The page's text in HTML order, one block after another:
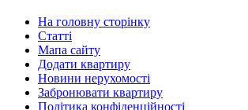
На головну сторінку
Статті
Мапа сайту
Додати квартиру
Новини нерухомості
Забронювати квартиру
Політика конфіденційності